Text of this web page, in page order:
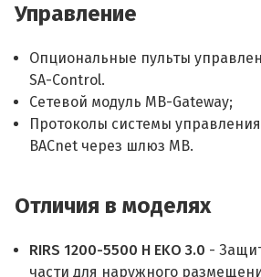
Управление
Опциональные пульты
SA-Control.
Сетевой модуль MB-Gateway;
Протоколы системы
BACnet через шлюз MB.
Отличия в моделях
RIRS 1200-5500 H EKO 3.0 -
части для наружного